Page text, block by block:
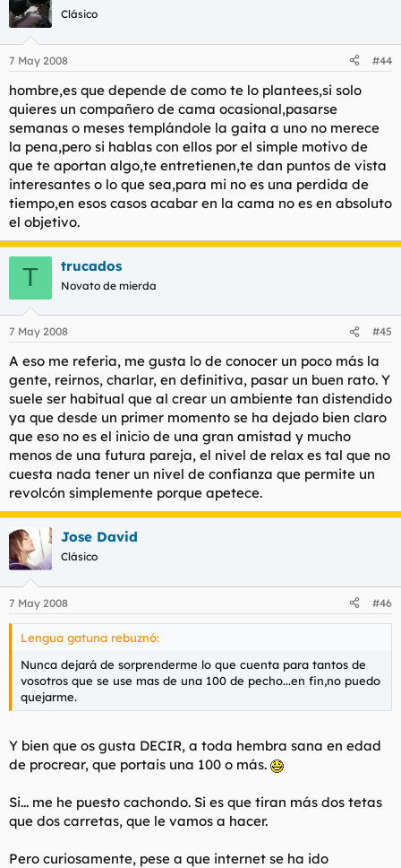
Clásico
7 May 2008 #44
hombre,es que depende de como te lo plantees,si solo
quieres un compañero de cama ocasional,pasarse
semanas o meses templándole la gaita a uno no merece
la pena,pero si hablas con ellos por el simple motivo de
que te aportan algo,te entretienen,te dan puntos de vista
interesantes o lo que sea,para mi no es una perdida de
tiempo,en esos casos acabar en la cama no es en absoluto
el objetivo.
T trucados
Novato de mierda
7 May 2008 #45
A eso me referia, me gusta lo de conocer un poco más la
gente, reirnos, charlar, en definitiva, pasar un buen rato. Y
suele ser habitual que al crear un ambiente tan distendido
ya que desde un primer momento se ha dejado bien claro
que eso no es el inicio de una gran amistad y mucho
menos de una futura pareja, el nivel de relax es tal que no
cuesta nada tener un nivel de confianza que permite un
revolcón simplemente porque apetece.
Jose David
Clásico
7 May 2008 #46
Lengua gatuna rebuznó:
Nunca dejará de sorprenderme lo que cuenta para tantos de
vosotros que se use mas de una 100 de pecho...en fin,no puedo
quejarme.
Y bien que os gusta DECIR, a toda hembra sana en edad
de procrear, que portais una 100 o más.
Si... me he puesto cachondo. Si es que tiran más dos tetas
que dos carretas, que le vamos a hacer.
Pero curiosamente, pese a que internet se ha ido